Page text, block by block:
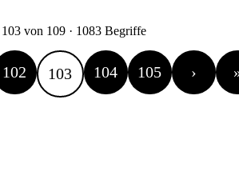
103 von 109 · 1083 Begriffe
102 103 104 105 ›